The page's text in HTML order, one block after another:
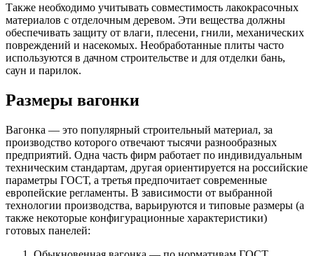
Также необходимо учитывать совместимость лакокрасочных
материалов с отделочным деревом. Эти вещества должны
обеспечивать защиту от влаги, плесени, гнили, механических
повреждений и насекомых. Необработанные плиты часто
используются в дачном строительстве и для отделки бань,
саун и парилок.
Размеры вагонки
Вагонка — это популярный строительный материал, за
производство которого отвечают тысячи разнообразных
предприятий. Одна часть фирм работает по индивидуальным
техническим стандартам, другая ориентируется на российские
параметры ГОСТ, а третья предпочитает современные
европейские регламенты. В зависимости от выбранной
технологии производства, варьируются и типовые размеры (а
также некоторые конфигурационные характеристики)
готовых панелей: